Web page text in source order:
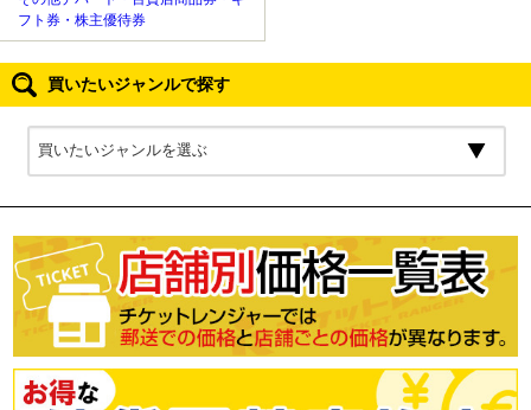
フト券・株主優待券
買いたいジャンルで探す